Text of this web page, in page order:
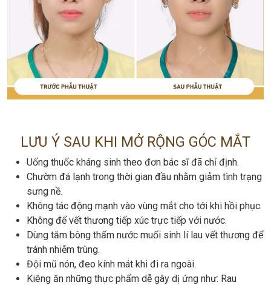
LƯU Ý SAU KHI MỞ RỘNG GÓC MẮT
Uống thuốc kháng sinh theo đơn bác sĩ đã chỉ định.
Chườm đá lạnh trong thời gian đầu nhằm giảm tình trạng
sưng nề.
Không tác động mạnh vào vùng mắt cho tới khi hồi phục.
Không để vết thương tiếp xúc trực tiếp với nước.
Dùng tăm bông thấm nước muối sinh lí lau vết thương để
tránh nhiễm trùng.
Đội mũ nón, đeo kính mát khi đi ra ngoài.
Kiêng ăn những thực phẩm dễ gây dị ứng như: Rau